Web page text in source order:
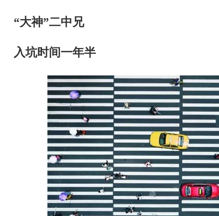
“大神”二中兄
入坑时间一年半